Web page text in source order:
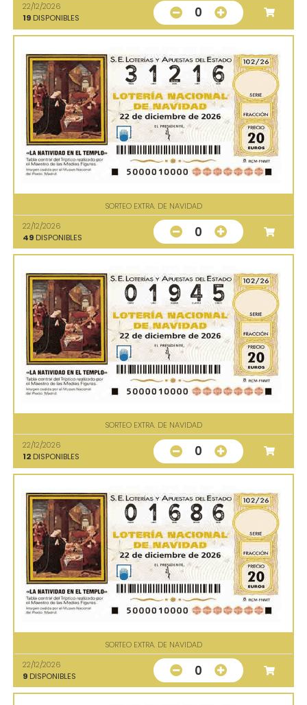
22/12/2026
19 DISPONIBLES 0
SORTEO EXTRA. DE NAVIDAD
22/12/2026
49 DISPONIBLES 0
SORTEO EXTRA. DE NAVIDAD
22/12/2026
12 DISPONIBLES 0
SORTEO EXTRA. DE NAVIDAD
22/12/2026
9 DISPONIBLES 0